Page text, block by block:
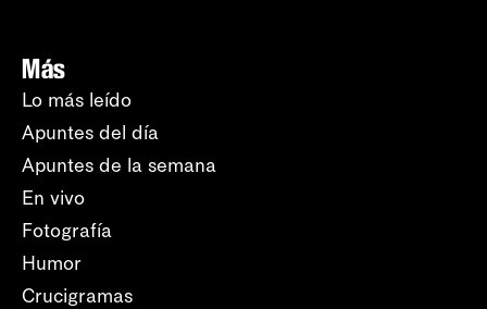
Más
Lo más leído
Apuntes del día
Apuntes de la semana
En vivo
Fotografía
Humor
Crucigramas